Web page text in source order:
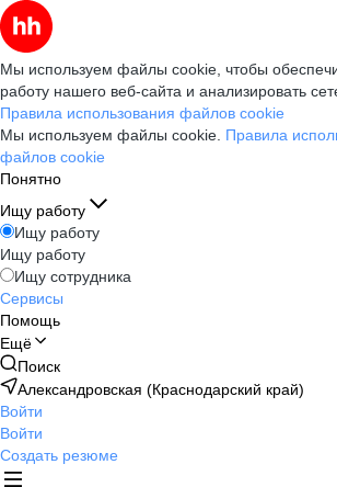
Мы используем файлы cookie, чтобы
работу нашего веб-сайта и анализировать
Правила использования файлов cookie
Мы используем файлы cookie. Правила
файлов cookie
Понятно
Ищу работу
Ищу работу
Ищу работу
Ищу сотрудника
Сервисы
Помощь
Ещё
Поиск
Александровская (Краснодарский край)
Войти
Войти
Создать резюме